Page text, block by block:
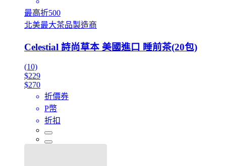
最高折500
北美最大茶品製造商
Celestial 詩尚草本 美國進口 睡前茶(20包)
(10)
$229
$270
折價券
P幣
折扣